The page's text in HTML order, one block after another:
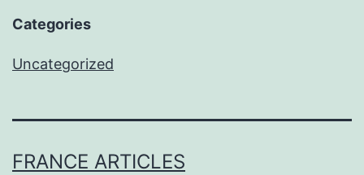
Categories
Uncategorized
FRANCE ARTICLES